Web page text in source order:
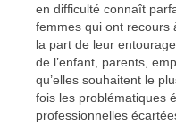
en difficulté connaît
femmes qui ont recours
la part de leur
de l’enfant, parents,
qu’elles souhaitent le
fois les problématiques
professionnelles